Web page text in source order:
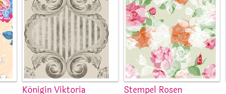
Königin Viktoria Stempel Rosen